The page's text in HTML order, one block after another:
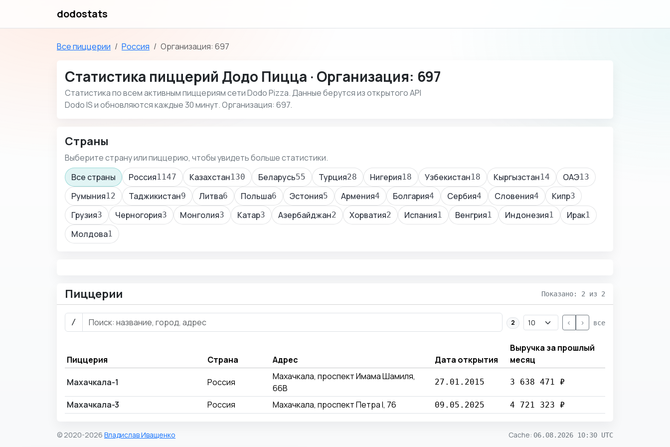
dodostats
Все пиццерии Россия Организация: 697
Статистика пиццерий Додо Пицца · Организация: 697
Статистика по всем активным пиццериям сети Dodo Pizza. Данные берутся из открытого API
Dodo IS и обновляются каждые 30 минут. Организация: 697.
Страны
Выберите страну или пиццерию, чтобы увидеть больше статистики.
Все страны
Россия1147 Казахстан130 Беларусь55 Турция28 Нигерия18 Узбекистан18 Кыргызстан14 ОАЭ13
Румыния12 Таджикистан9 Литва6 Польша6 Эстония5 Армения4 Болгария4 Сербия4 Словения4 Кипр3
Грузия3 Черногория3 Монголия3 Катар3 Азербайджан2 Хорватия2 Испания1 Венгрия1 Индонезия1 Ирак1
Молдова1
Пиццерии Показано: 2 из 2
/ 2 < > все
Пиццерия Страна Адрес Дата открытия
Выручка за прошлый
месяц
Махачкала-1 Россия
Махачкала, проспект Имама Шамиля,
66В
27.01.2015 3 638 471 ₽
Махачкала-3 Россия Махачкала, проспект Петра I, 76 09.05.2025 4 721 323 ₽
© 2020-2026 Владислав Иващенко Cache: 06.08.2026 10:30 UTC